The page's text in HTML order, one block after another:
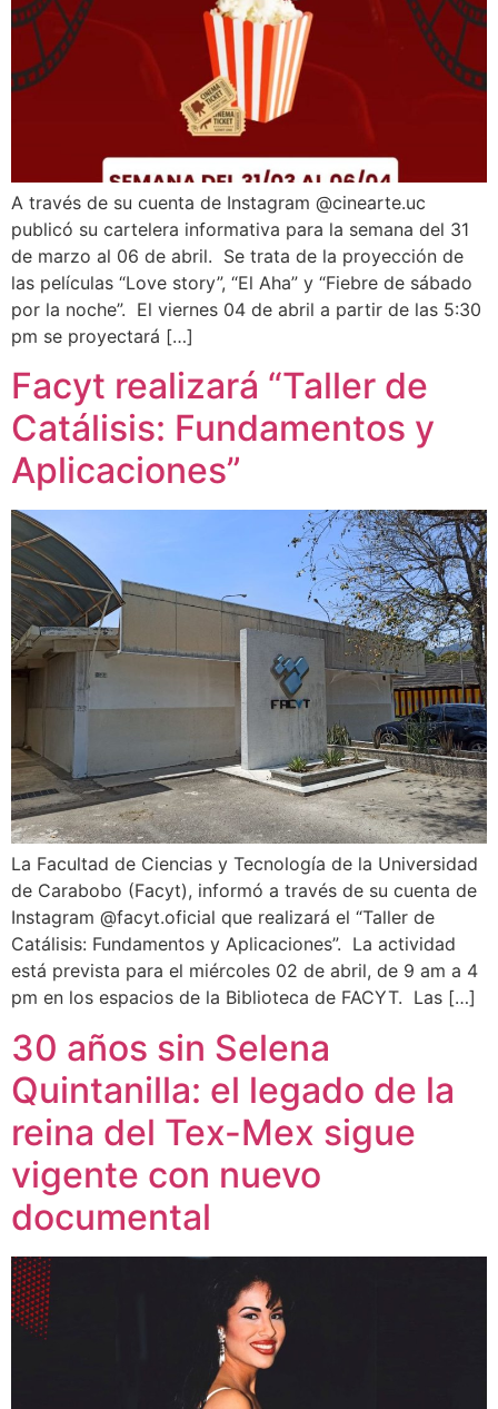
A través de su cuenta de Instagram @cinearte.uc
publicó su cartelera informativa para la semana del 31
de marzo al 06 de abril. Se trata de la proyección de
las películas “Love story”, “El Aha” y “Fiebre de sábado
por la noche”. El viernes 04 de abril a partir de las 5:30
pm se proyectará […]
Facyt realizará “Taller de
Catálisis: Fundamentos y
Aplicaciones”
La Facultad de Ciencias y Tecnología de la Universidad
de Carabobo (Facyt), informó a través de su cuenta de
Instagram @facyt.oficial que realizará el “Taller de
Catálisis: Fundamentos y Aplicaciones”. La actividad
está prevista para el miércoles 02 de abril, de 9 am a 4
pm en los espacios de la Biblioteca de FACYT. Las […]
30 años sin Selena
Quintanilla: el legado de la
reina del Tex-Mex sigue
vigente con nuevo
documental